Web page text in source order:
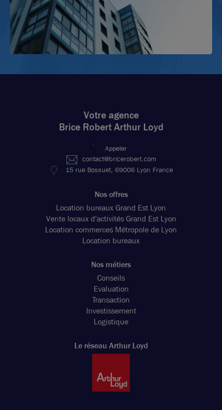
Votre agence
Brice Robert Arthur Loyd
Appeler
contact@bricerobert.com
15 rue Bossuet, 69006 Lyon France
Nos offres
Location bureaux Grand Est Lyon
Vente locaux d'activités Grand Est Lyon
Location commerces Métropole de Lyon
Location bureaux
Nos métiers
Conseils
Evaluation
Transaction
Investissement
Logistique
Le réseau Arthur Loyd